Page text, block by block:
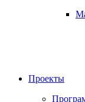
Проекты